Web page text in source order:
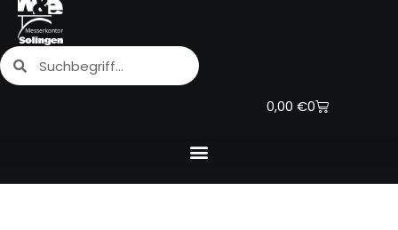
Zum
Inhalt
springen
SucheSuche
0,00 €0
Warenkorb